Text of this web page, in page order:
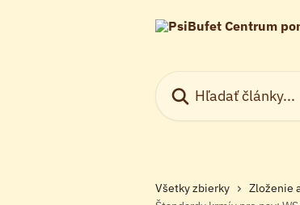
Všetky zbierky Zloženie